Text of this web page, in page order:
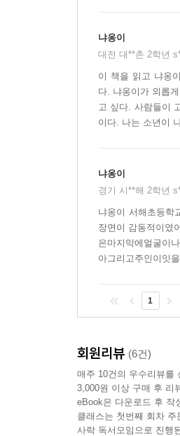
냐옹이
대전 대**촌 2학년
이 책을 읽고 냐옹
다. 냐옹이가 외롭
고 싶다. 사람들이
이다. 나는 소년이
냐옹이
경기 시**해 2학년
냐옹이 서해초등학
장면이 감동적이였
은마지막에얼굴이
아그리고주인이잇
1
회원리뷰 (6건)
매주 10건의 우수리뷰를
3,000원 이상 구매 후 리
eBook은 다운로드 후 작
클래스는 첫번째 회차
사락 독서모임으로 진행